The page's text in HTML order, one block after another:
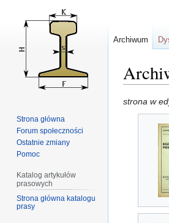
Przejdź
Przejdź
strona w
Archiwum
Strona główna
Forum społeczności
Ostatnie zmiany
Pomoc
Katalog artykułów
prasowych
Strona główna katalogu
prasy